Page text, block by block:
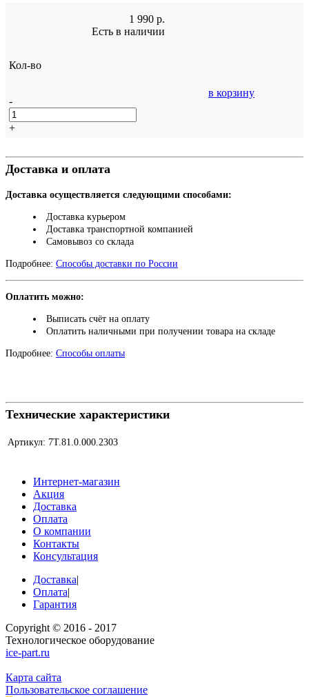
1 990 р.
Есть в наличии
Кол-во
-
+
в корзину
Доставка и оплата
Доставка осуществляется следующими способами:
Доставка курьером
Доставка транспортной компанией
Самовывоз со склада
Подробнее: Способы доставки по России
Оплатить можно:
Выписать счёт на оплату
Оплатить наличными при получении товара на складе
Подробнее: Способы оплаты
Технические характеристики
Артикул: 7Т.81.0.000.2303
Интернет-магазин
Акция
Доставка
Оплата
О компании
Контакты
Консультация
Доставка|
Оплата|
Гарантия
Copyright © 2016 - 2017
Технологическое оборудование
ice-part.ru
Карта сайта
Пользовательское соглашение